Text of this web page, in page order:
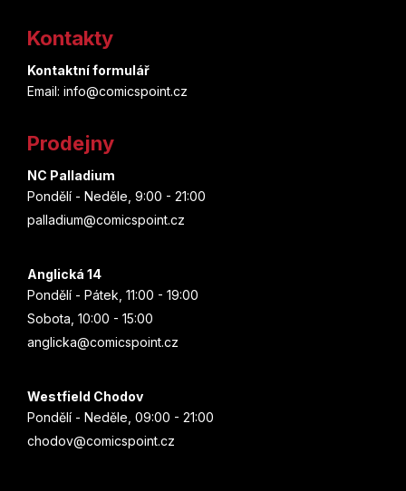
Kontakty
Kontaktní formulář
Email: info@comicspoint.cz
Prodejny
NC Palladium
Pondělí - Neděle, 9:00 - 21:00
palladium@comicspoint.cz
Anglická 14
Pondělí - Pátek, 11:00 - 19:00
Sobota, 10:00 - 15:00
anglicka@comicspoint.cz
Westfield Chodov
Pondělí - Neděle, 09:00 - 21:00
chodov@comicspoint.cz